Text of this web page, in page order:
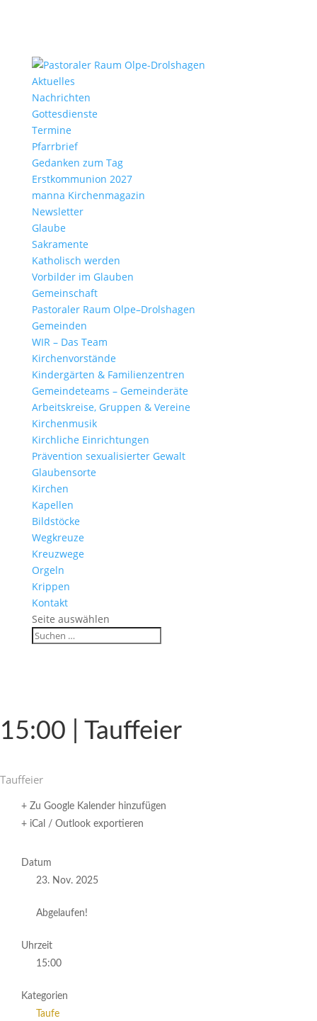
Aktu­elles
Nach­richten
Gottes­dienste
Termine
Pfarr­brief
Gedanken zum Tag
Erst­kom­mu­nion 2027
manna Kirchen­ma­gazin
News­letter
Glaube
Sakra­mente
Katho­lisch werden
Vorbilder im Glauben
Gemein­schaft
Pasto­raler Raum Olpe–Drolshagen
Gemeinden
WIR – Das Team
Kirchen­vor­stände
Kinder­gärten & Familienzentren
Gemein­de­teams – Gemeinderäte
Arbeits­kreise, Gruppen & Vereine
Kirchen­musik
Kirch­liche Einrichtungen
Präven­tion sexua­li­sierter Gewalt
Glau­ben­s­orte
Kirchen
Kapellen
Bild­stöcke
Wegkreuze
Kreuz­wege
Orgeln
Krippen
Kontakt
Seite auswählen
15:00 | Tauffeier
Tauf­feier
+ Zu Google Kalender hinzufügen
+ iCal / Outlook exportieren
Datum
23. Nov. 2025
Abgelaufen!
Uhrzeit
15:00
Kategorien
Taufe